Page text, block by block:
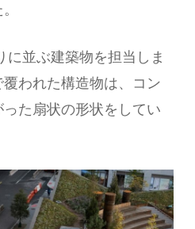
に並ぶ建築物を担当しま
われた構造物は、コン
た扇状の形状をしてい